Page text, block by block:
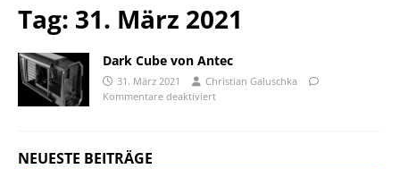
Tag: 31. März 2021
Dark Cube von Antec
31. März 2021
Christian Galuschka
Kommentare deaktiviert
NEUESTE BEITRÄGE